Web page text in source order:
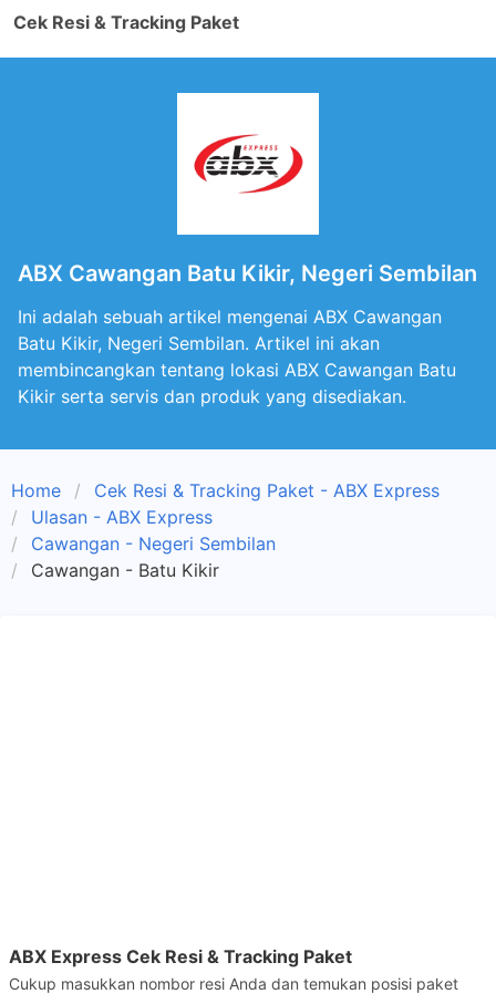
Cek Resi & Tracking Paket
ABX Cawangan Batu Kikir, Negeri Sembilan
Ini adalah sebuah artikel mengenai ABX Cawangan
Batu Kikir, Negeri Sembilan. Artikel ini akan
membincangkan tentang lokasi ABX Cawangan Batu
Kikir serta servis dan produk yang disediakan.
Home
Cek Resi & Tracking Paket - ABX Express
Ulasan - ABX Express
Cawangan - Negeri Sembilan
Cawangan - Batu Kikir
ABX Express Cek Resi & Tracking Paket
Cukup masukkan nombor resi Anda dan temukan posisi paket